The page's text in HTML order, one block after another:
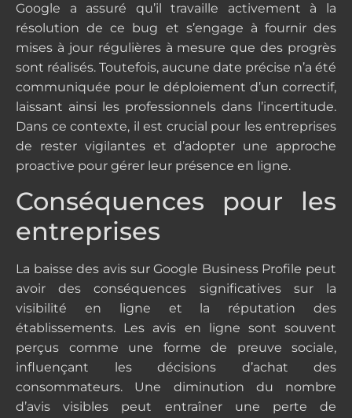
Google a assuré qu’il travaille activement à la
résolution de ce bug et s’engage à fournir des
mises à jour régulières à mesure que des progrès
sont réalisés. Toutefois, aucune date précise n’a été
communiquée pour le déploiement d’un correctif,
laissant ainsi les professionnels dans l’incertitude.
Dans ce contexte, il est crucial pour les entreprises
de rester vigilantes et d’adopter une approche
proactive pour gérer leur présence en ligne.
Conséquences pour les
entreprises
La baisse des avis sur Google Business Profile peut
avoir des conséquences significatives sur la
visibilité en ligne et la réputation des
établissements. Les avis en ligne sont souvent
perçus comme une forme de preuve sociale,
influençant les décisions d’achat des
consommateurs. Une diminution du nombre
d’avis visibles peut entraîner une perte de